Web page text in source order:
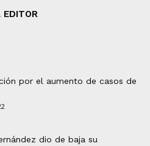
EDITOR
por el aumento de casos de
dio de baja su